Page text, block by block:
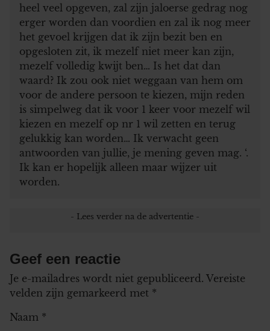
heel veel opgeven, zal zijn jaloerse gedrag nog
erger worden dan voordien en zal ik nog meer
het gevoel krijgen dat ik zijn bezit ben en
opgesloten zit, ik mezelf niet meer kan zijn,
mezelf volledig kwijt ben… Is het dat dan
waard? Ik zou ook niet weggaan van hem om
voor de andere persoon te kiezen, mijn reden
is simpelweg dat ik voor 1 keer voor mezelf wil
kiezen en mezelf op nr 1 wil zetten en terug
gelukkig kan worden… Ik verwacht geen
antwoorden van jullie, je mening geven mag. ‘.
Ik kan er hopelijk alleen maar wijzer uit
worden.
Geef een reactie
Je e-mailadres wordt niet gepubliceerd. Vereiste
velden zijn gemarkeerd met *
Naam *